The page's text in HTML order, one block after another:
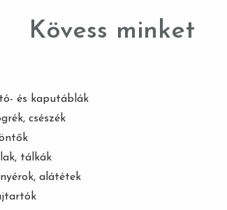
Kövess minket
és kaputáblák
csészék
tálkák
alátétek